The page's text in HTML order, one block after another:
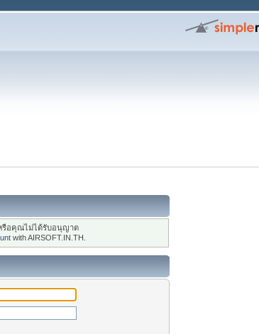
รือคุณไม่ได้รับอนุญาต
with AIRSOFT.IN.TH.